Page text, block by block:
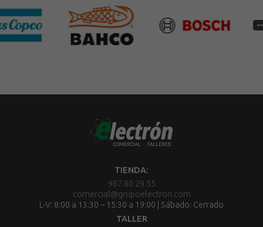
TIENDA:
987 80 29 55
comercial@grupoelectron.com
L-V: 8:00 a 13:30 – 15:30 a 19:00 | Sábado: Cerrado
TALLER